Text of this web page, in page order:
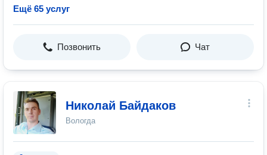
Ещё 65 услуг
Позвонить Чат
Николай Байдаков
Вологда